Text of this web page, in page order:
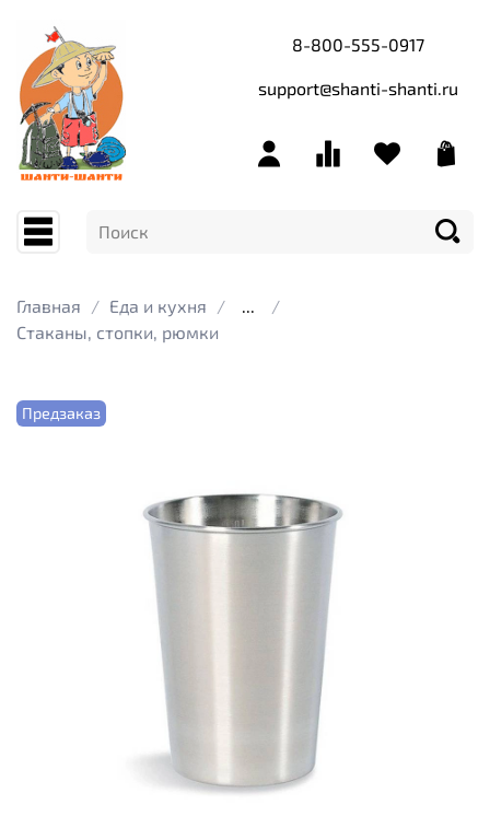
8-800-555-0917
support@shanti-shanti.ru
Главная Еда и кухня
Стаканы, стопки, рюмки
Предзаказ